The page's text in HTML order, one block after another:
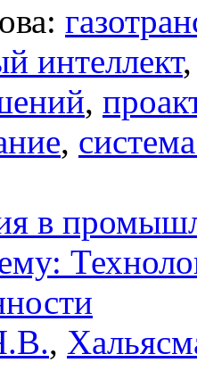
интеллект
,
,
в
,